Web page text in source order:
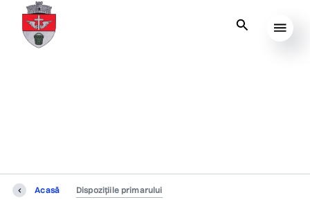
Acasă Dispozițiile primarului